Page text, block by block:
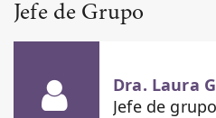
Jefe de Grupo
Dra. Laura
Jefe de grupo